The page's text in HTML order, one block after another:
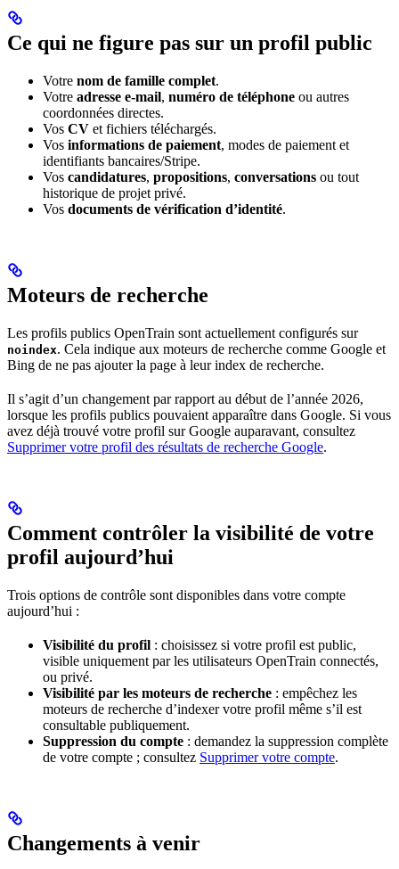
Ce qui ne figure pas sur un profil public
Votre nom de famille complet.
Votre adresse e-mail, numéro de téléphone ou autres
coordonnées directes.
Vos CV et fichiers téléchargés.
Vos informations de paiement, modes de paiement et
identifiants bancaires/Stripe.
Vos candidatures, propositions, conversations ou tout
historique de projet privé.
Vos documents de vérification d’identité.
Moteurs de recherche
Les profils publics OpenTrain sont actuellement configurés sur
noindex. Cela indique aux moteurs de recherche comme Google et
Bing de ne pas ajouter la page à leur index de recherche.
Il s’agit d’un changement par rapport au début de l’année 2026,
lorsque les profils publics pouvaient apparaître dans Google. Si vous
avez déjà trouvé votre profil sur Google auparavant, consultez
Supprimer votre profil des résultats de recherche Google.
Comment contrôler la visibilité de votre
profil aujourd’hui
Trois options de contrôle sont disponibles dans votre compte
aujourd’hui :
Visibilité du profil : choisissez si votre profil est public,
visible uniquement par les utilisateurs OpenTrain connectés,
ou privé.
Visibilité par les moteurs de recherche : empêchez les
moteurs de recherche d’indexer votre profil même s’il est
consultable publiquement.
Suppression du compte : demandez la suppression complète
de votre compte ; consultez Supprimer votre compte.
Changements à venir